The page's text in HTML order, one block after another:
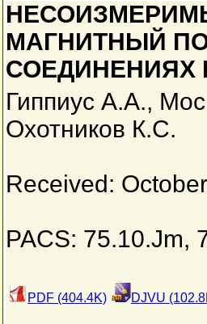
МАГНИТНЫЙ
СОЕДИНЕНИЯХ
Гиппиус А.А.,
Охотников К.С.
Received:
PACS: 75.10.Jm,
PDF (404.4K) DJVU